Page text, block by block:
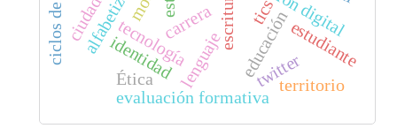
lenguaje
tecnología educación
tics
evaluación formativa
escritura
twitterestudiante
identidad
territorio
carrera
Ética